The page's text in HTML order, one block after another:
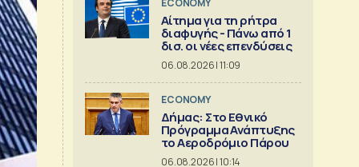
ECONOMY
Αίτημα για τη ρήτρα
διαφυγής - Πάνω από 1
δισ. οι νέες επενδύσεις
06.08.2026 | 11:09
ECONOMY
Δήμας: Στο Εθνικό
Πρόγραμμα Ανάπτυξης
το Αεροδρόμιο Πάρου
06.08.2026 | 10:14